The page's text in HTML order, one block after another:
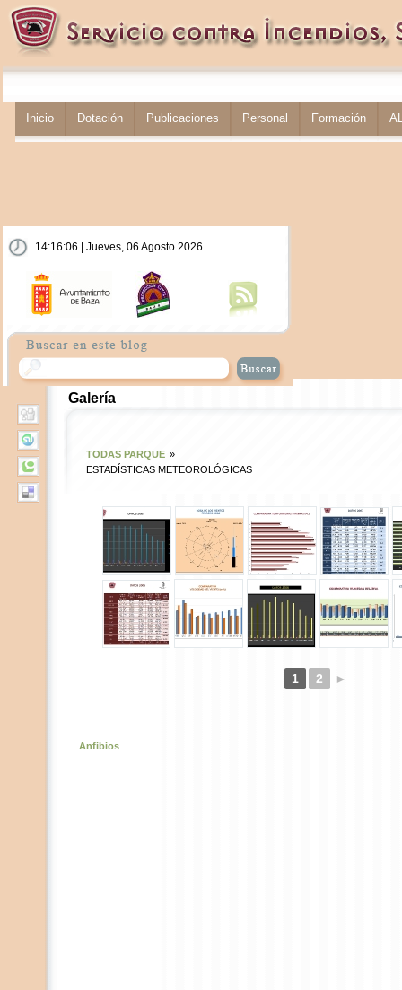
Inicio Dotación Publicaciones Personal Formación
14:16:07 | Jueves, 06 Agosto 2026
Galería
TODAS PARQUE »
ESTADÍSTICAS METEOROLÓGICAS
1 2 ►
Anfibios